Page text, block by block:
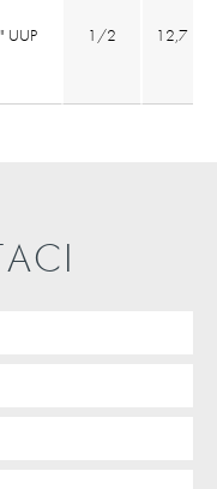
UUP 1/2 12,7